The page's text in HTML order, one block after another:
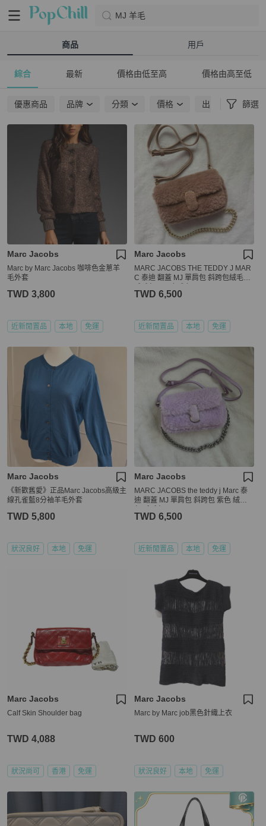
MJ 羊毛
商品 用戶
綜合 最新 價格由低至高 價格由高至低
優惠商品 品牌 分類 價格 出貨地點 篩選
Marc Jacobs
Marc by Marc Jacobs 咖啡色金蔥羊
毛外套
TWD 3,800
近新閒置品 本地 免運
Marc Jacobs
MARC JACOBS THE TEDDY J MAR
C 泰迪 翻蓋 MJ 單肩包 斜跨包絨毛包
TWD 6,500
近新閒置品 本地 免運
Marc Jacobs
《新歡舊愛》正品Marc Jacobs高級主
線孔雀藍8分袖羊毛外套
TWD 5,800
狀況良好 本地 免運
Marc Jacobs
MARC JACOBS the teddy j Marc 泰
迪 翻蓋 MJ 單肩包 斜跨包 紫色 絨毛
TWD 6,500
近新閒置品 本地 免運
Marc Jacobs
Calf Skin Shoulder bag
TWD 4,088
狀況尚可 香港 免運
Marc Jacobs
Marc by Marc job黑色針織上衣
TWD 600
狀況良好 本地 免運